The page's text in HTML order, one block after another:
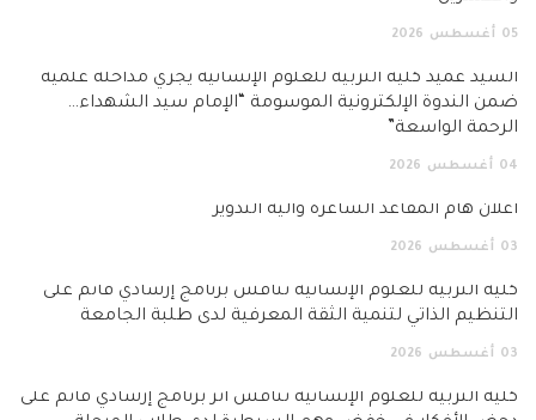
05 أغسطس 2026
السيد عميد كلية التربية للعلوم الإنسانية يجري مداخلة علمية
ضمن الندوة الإلكترونية الموسومة “الإمام سيد الشهداء…
الرحمة الواسعة”
04 أغسطس 2026
اعلان هام المقاعد الشاغرة وآلية التدوير
03 أغسطس 2026
كلية التربية للعلوم الإنسانية تناقش برنامج إرشادي قائم على
التنظيم الذاتي لتنمية الثقة المعرفية لدى طلبة الجامعة
03 أغسطس 2026
كلية التربية للعلوم الإنسانية تناقش أثر برنامج إرشادي قائم على